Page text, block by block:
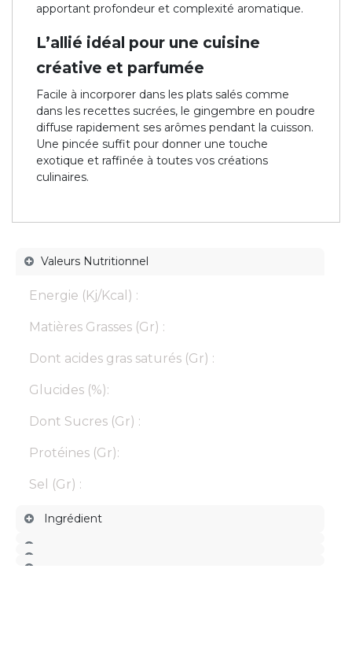
apportant profondeur et complexité aromatique.
L’allié idéal pour une cuisine
créative et parfumée
Facile à incorporer dans les plats salés comme
dans les recettes sucrées, le gingembre en poudre
diffuse rapidement ses arômes pendant la cuisson.
Une pincée suffit pour donner une touche
exotique et raffinée à toutes vos créations
culinaires.
Valeurs Nutritionnel
Energie (Kj/Kcal) :
Matières Grasses (Gr) :
Dont acides gras saturés (Gr) :
Glucides (%):
Dont Sucres (Gr) :
Protéines (Gr):
Sel (Gr) :
Ingrédient